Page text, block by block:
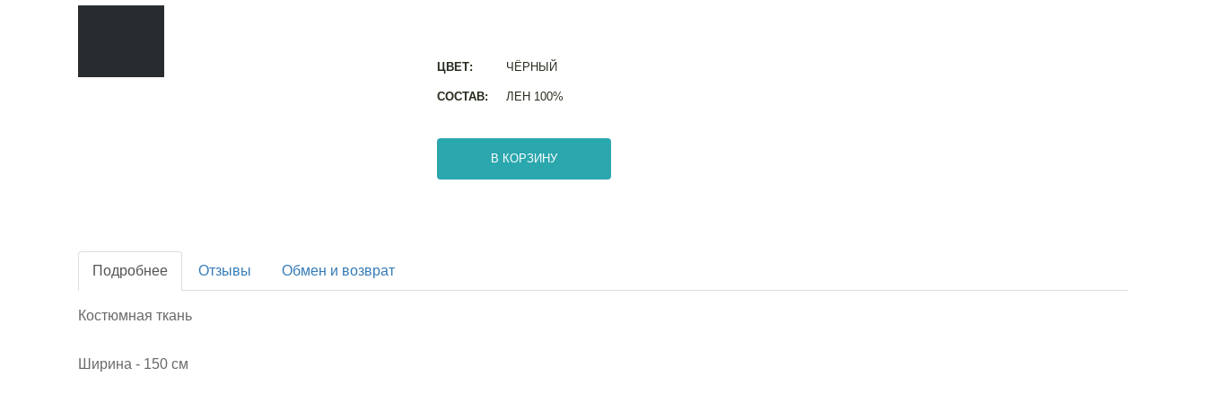
ЦВЕТ: ЧЁРНЫЙ
СОСТАВ: ЛЕН 100%
В КОРЗИНУ
Подробнее Отзывы Обмен и возврат
Костюмная ткань
Ширина - 150 см